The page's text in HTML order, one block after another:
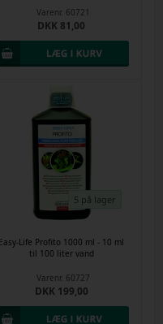
Varenr. 60721
DKK 81,00
5 på lager
Easy-Life Profito 1000 ml - 10 ml
til 100 liter vand
Varenr. 60727
DKK 199,00